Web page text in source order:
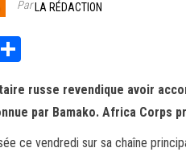
ParLA RÉDACTION
ag
er
russe revendique avoir
par Bamako. Africa Corps
ce vendredi sur sa chaîne